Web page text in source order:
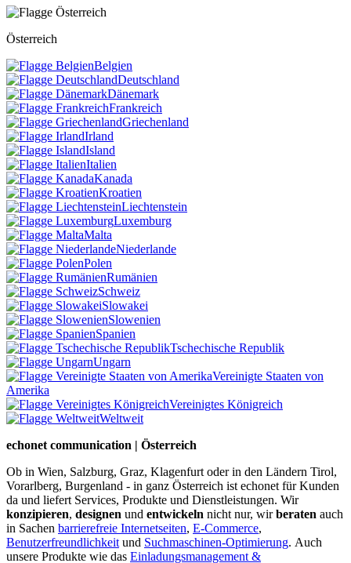
Österreich
Belgien
Deutschland
Dänemark
Frankreich
Griechenland
Irland
Island
Italien
Kanada
Kroatien
Liechtenstein
Luxemburg
Malta
Niederlande
Polen
Rumänien
Schweiz
Slowakei
Slowenien
Spanien
Tschechische Republik
Ungarn
Vereinigte Staaten von
Amerika
Vereinigtes Königreich
Weltweit
echonet communication | Österreich
Ob in Wien, Salzburg, Graz, Klagenfurt oder in den Ländern Tirol,
Vorarlberg, Burgenland - in ganz Österreich ist echonet für Kunden
da und liefert Services, Produkte und Dienstleistungen. Wir
konzipieren, designen und entwickeln nicht nur, wirberaten auch
in Sachen barrierefreie Internetseiten, E-Commerce,
Benutzerfreundlichkeit und Suchmaschinen-Optimierung. Auch
unsere Produkte wie das Einladungsmanagement &